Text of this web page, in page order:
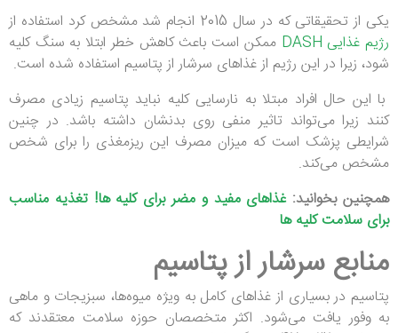
یکی از تحقیقاتی که در سال 2015 انجام شد مشخص کرد استفاده از
رژیم غذایی DASH
ممکن است باعث کاهش خطر ابتلا به سنگ کلیه
شود، زیرا در این رژیم از غذاهای سرشار از پتاسیم استفاده شده است.
با این حال افراد مبتلا به نارسایی کلیه نباید پتاسیم زیادی مصرف
کنند زیرا می‌تواند تاثیر منفی روی بدنشان داشته باشد. در چنین
شرایطی پزشک است که میزان مصرف این ریزمغذی را برای شخص
مشخص می‌کند.
همچنین بخوانید:غذاهای مفید و مضر برای کلیه ها! تغذیه مناسب
برای سلامت کلیه ها
منابع سرشار از پتاسیم
پتاسیم در بسیاری از غذاهای کامل به ویژه میوه‌ها، سبزیجات و ماهی
به وفور یافت می‌شود. اکثر متخصصان حوزه سلامت معتقدند که